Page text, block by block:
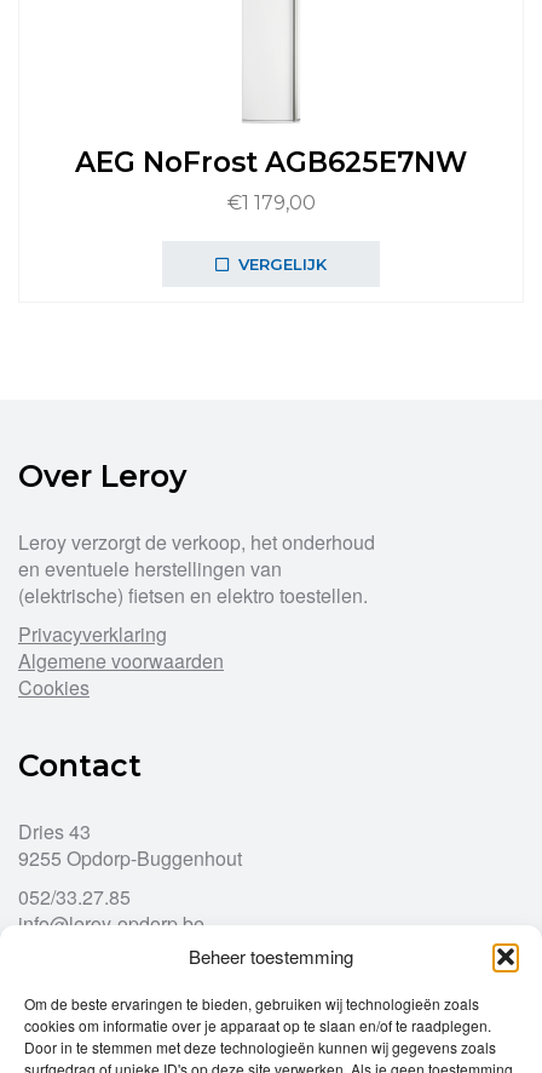
Beheer toestemming
Om de beste ervaringen te bieden, gebruiken wij technologieën zoals
cookies om informatie over je apparaat op te slaan en/of te raadplegen.
Door in te stemmen met deze technologieën kunnen wij gegevens zoals
surfgedrag of unieke ID's op deze site verwerken. Als je geen toestemming
AEG NoFrost AGB625E7NW
€1 179,00
VERGELIJK
Over Leroy
Leroy verzorgt de verkoop, het onderhoud
en eventuele herstellingen van
(elektrische) fietsen en elektro toestellen.
Privacyverklaring
Algemene voorwaarden
Cookies
Contact
Dries 43
9255 Opdorp-Buggenhout
052/33.27.85
info@leroy-opdorp.be
Openingsuren